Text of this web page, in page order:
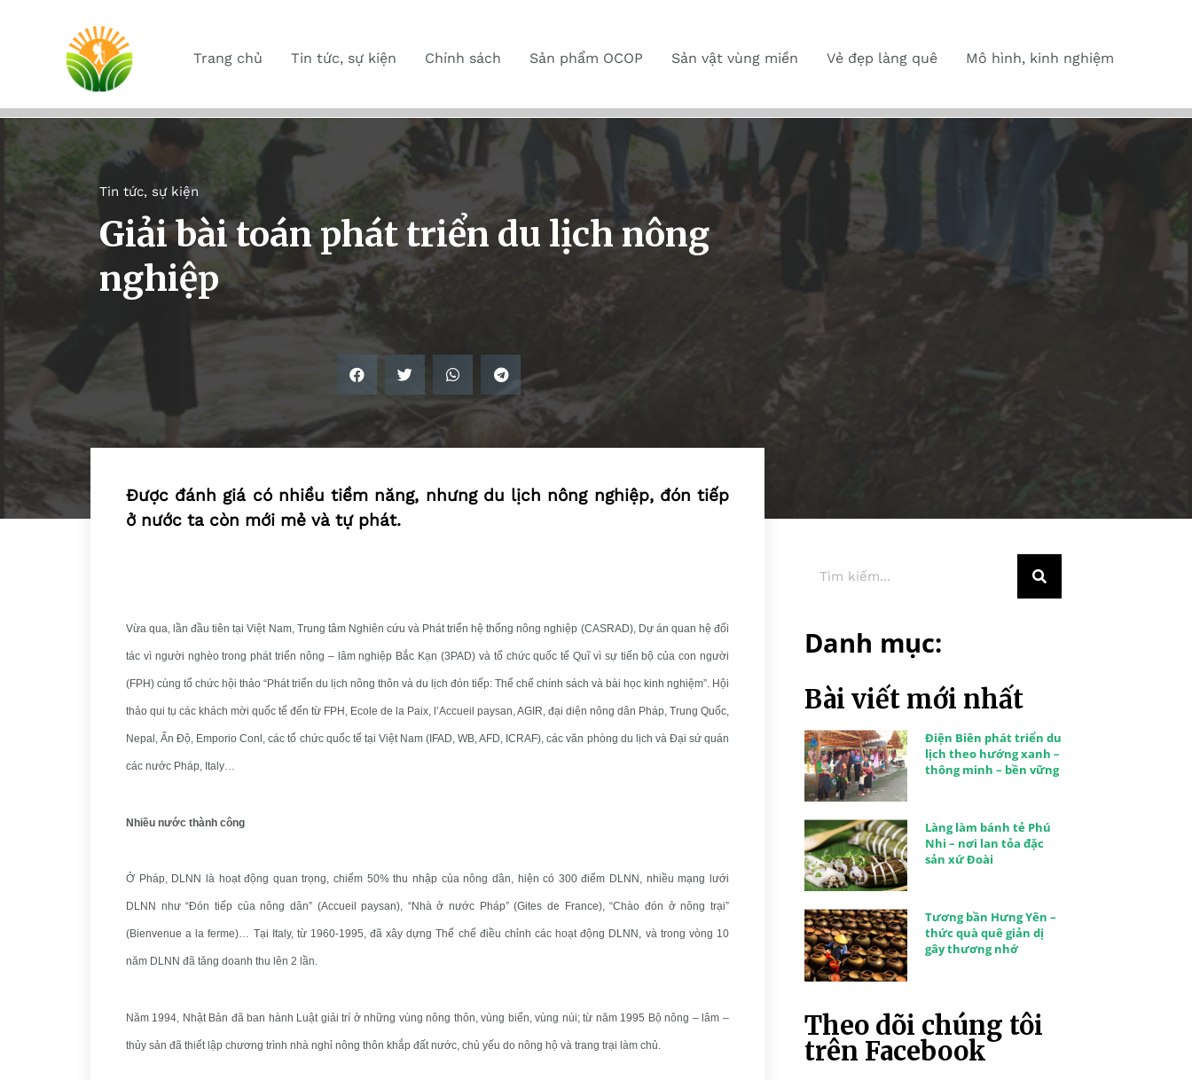
Trang chủ Tin tức, sự kiện Chính sách Sản phẩm OCOP Sản vật vùng miền Vẻ đẹp làng quê Mô hình, kinh nghiệm
Tin tức, sự kiện
Giải bài toán phát triển du lịch nông
nghiệp
Được đánh giá có nhiều tiềm năng, nhưng du lịch nông nghiệp, đón tiếp
ở nước ta còn mới mẻ và tự phát.
Vừa qua, lần đầu tiên tại Việt Nam, Trung tâm Nghiên cứu và Phát triển hệ thống nông nghiệp (CASRAD), Dự án quan hệ đối
tác vì người nghèo trong phát triển nông – lâm nghiệp Bắc Kạn (3PAD) và tổ chức quốc tế Quĩ vì sự tiến bộ của con người
(FPH) cùng tổ chức hội thảo “Phát triển du lịch nông thôn và du lịch đón tiếp: Thể chế chính sách và bài học kinh nghiệm”. Hội
thảo qui tụ các khách mời quốc tế đến từ FPH, Ecole de la Paix, l’Accueil paysan, AGIR, đại diện nông dân Pháp, Trung Quốc,
Nepal, Ấn Độ, Emporio Conl, các tổ chức quốc tế tại Việt Nam (IFAD, WB, AFD, ICRAF), các văn phòng du lịch và Đại sứ quán
các nước Pháp, Italy…
Nhiều nước thành công
Ở Pháp, DLNN là hoạt động quan trọng, chiếm 50% thu nhập của nông dân, hiện có 300 điểm DLNN, nhiều mạng lưới
DLNN như “Đón tiếp của nông dân” (Accueil paysan), “Nhà ở nước Pháp” (Gites de France), “Chào đón ở nông trại”
(Bienvenue a la ferme)… Tại Italy, từ 1960-1995, đã xây dựng Thể chế điều chỉnh các hoạt động DLNN, và trong vòng 10
năm DLNN đã tăng doanh thu lên 2 lần.
Năm 1994, Nhật Bản đã ban hành Luật giải trí ở những vùng nông thôn, vùng biển, vùng núi; từ năm 1995 Bộ nông – lâm –
thủy sản đã thiết lập chương trình nhà nghỉ nông thôn khắp đất nước, chủ yếu do nông hộ và trang trại làm chủ.
Danh mục:
Bài viết mới nhất
Điện Biên phát triển du
lịch theo hướng xanh –
thông minh – bền vững
Làng làm bánh tẻ Phú
Nhi – nơi lan tỏa đặc
sản xứ Đoài
Tương bần Hưng Yên –
thức quà quê giản dị
gây thương nhớ
Theo dõi chúng tôi
trên Facebook